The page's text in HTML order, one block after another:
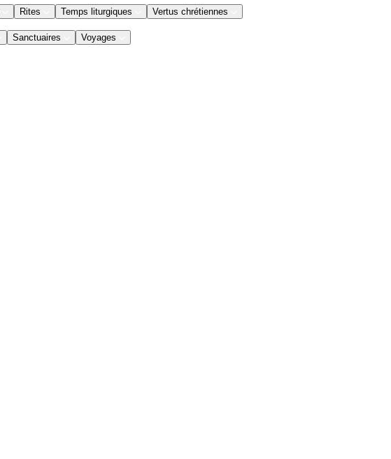
Rites Temps liturgiques Vertus chrétiennes
Sanctuaires Voyages